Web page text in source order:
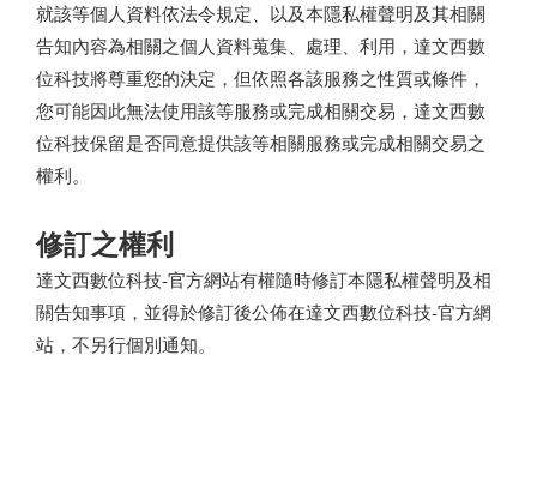
就該等個人資料依法令規定、以及本隱私權聲明及其相關
告知內容為相關之個人資料蒐集、處理、利用，達文西數
位科技將尊重您的決定，但依照各該服務之性質或條件，
您可能因此無法使用該等服務或完成相關交易，達文西數
位科技保留是否同意提供該等相關服務或完成相關交易之
權利。
修訂之權利
達文西數位科技-官方網站有權隨時修訂本隱私權聲明及相
關告知事項，並得於修訂後公佈在達文西數位科技-官方網
站，不另行個別通知。